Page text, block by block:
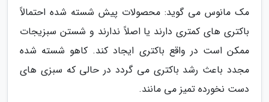
مک مانوس می گوید: محصولات پیش شسته شده احتمالاً
باکتری های کمتری دارند یا اصلاً ندارند و شستن سبزیجات
ممکن است در واقع باکتری ایجاد کند. کاهو شسته شده
مجدد باعث رشد باکتری می گردد در حالی که سبزی های
دست نخورده تمیز می مانند.